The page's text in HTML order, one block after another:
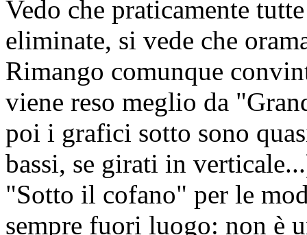
Vedo che praticamente
eliminate, si vede che
Rimango comunque
viene reso meglio da
poi i grafici sotto sono
bassi, se girati in
"Sotto il cofano" per le
sempre fuori luogo: non è